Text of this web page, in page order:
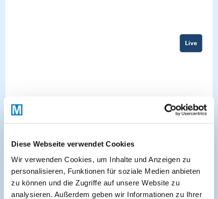
Diese Webseite verwendet Cookies
Wir verwenden Cookies, um Inhalte und Anzeigen zu
personalisieren, Funktionen für soziale Medien anbieten
zu können und die Zugriffe auf unsere Website zu
analysieren. Außerdem geben wir Informationen zu Ihrer
Live
About